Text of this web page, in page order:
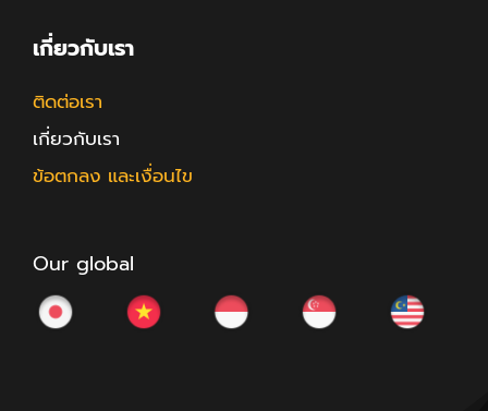
เกี่ยวกับเรา
ติดต่อเรา
เกี่ยวกับเรา
ข้อตกลง และเงื่อนไข
Our global